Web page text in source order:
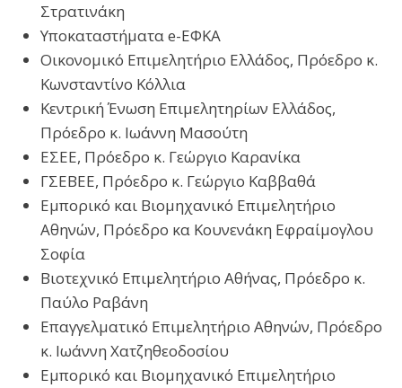
Στρατινάκη
Υποκαταστήματα e-ΕΦΚΑ
Οικονομικό Επιμελητήριο Ελλάδος, Πρόεδρο κ.
Κωνσταντίνο Κόλλια
Κεντρική Ένωση Επιμελητηρίων Ελλάδος,
Πρόεδρο κ. Ιωάννη Μασούτη
ΕΣΕΕ, Πρόεδρο κ. Γεώργιο Καρανίκα
ΓΣΕΒΕΕ, Πρόεδρο κ. Γεώργιο Καββαθά
Εμπορικό και Βιομηχανικό Επιμελητήριο
Αθηνών, Πρόεδρο κα Κουνενάκη Εφραίμογλου
Σοφία
Βιοτεχνικό Επιμελητήριο Αθήνας, Πρόεδρο κ.
Παύλο Ραβάνη
Επαγγελματικό Επιμελητήριο Αθηνών, Πρόεδρο
κ. Ιωάννη Χατζηθεοδοσίου
Εμπορικό και Βιομηχανικό Επιμελητήριο